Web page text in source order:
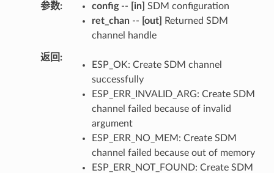
参数 config-- [in] SDM configuration
ret_chan-- [out]
Returned SDM
channel handle
返回
ESP_OK: Create SDM channel
successfully
ESP_ERR_INVALID_ARG: Create SDM
channel failed because of invalid
argument
ESP_ERR_NO_MEM: Create SDM
channel failed because out of memory
ESP_ERR_NOT_FOUND: Create SDM